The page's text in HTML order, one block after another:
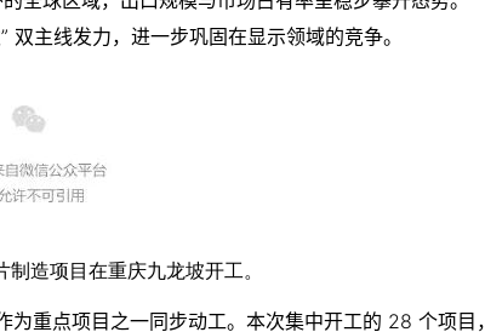
主线发力，进一步巩固在显示领域的竞争。
造项目在重庆九龙坡开工。
为重点项目之一同步动工。本次集中开工的 28 个项目